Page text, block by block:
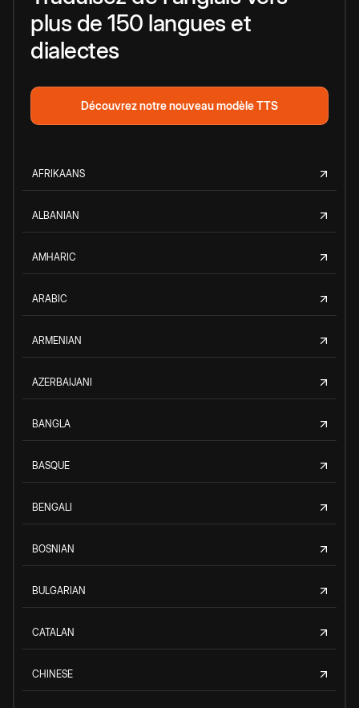
plus de 150 langues et
dialectes
Découvrez notre nouveau modèle TTS
AFRIKAANS
ALBANIAN
AMHARIC
ARABIC
ARMENIAN
AZERBAIJANI
BANGLA
BASQUE
BENGALI
BOSNIAN
BULGARIAN
CATALAN
CHINESE